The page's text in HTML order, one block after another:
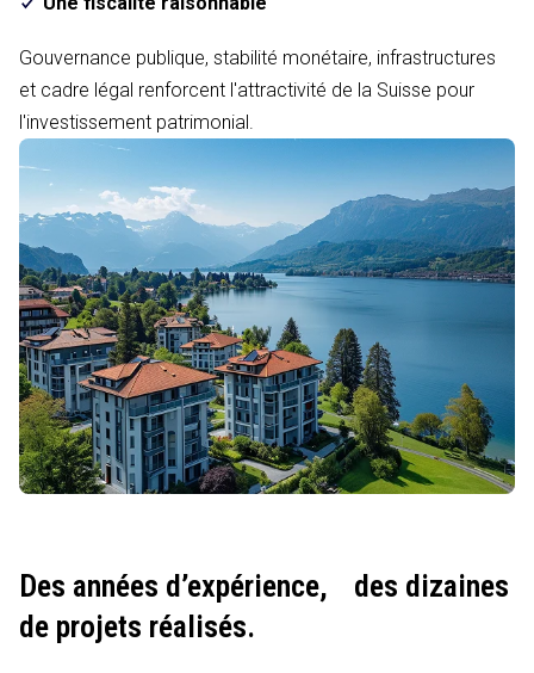
Gouvernance publique, stabilité monétaire, infrastructures
et cadre légal renforcent l'attractivité de la Suisse pour
l'investissement patrimonial.
Des années d’expérience,
des dizaines
de projets réalisés.